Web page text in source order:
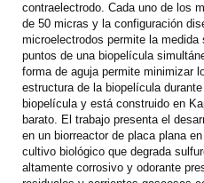
contraelectrodo. Cada uno de los
de 50 micras y la configuración
microelectrodos permite la
puntos de una biopelícula
forma de aguja permite minimizar
estructura de la biopelícula
biopelícula y está construido en
barato. El trabajo presenta el
en un biorreactor de placa plana
cultivo biológico que degrada
altamente corrosivo y odorante